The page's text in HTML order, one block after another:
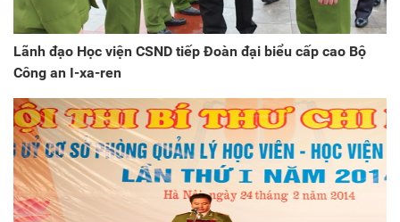
Lãnh đạo Học viện CSND tiếp Đoàn đại biểu cấp cao Bộ
Công an I-xa-ren